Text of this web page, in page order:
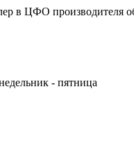
ЦФО производителя
- пятница